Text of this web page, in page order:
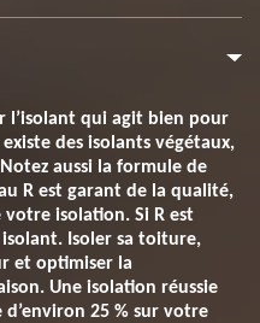
l’isolant qui agit bien pour
des isolants végétaux,
aussi la formule de
R est garant de la qualité,
votre isolation. Si R est
Isoler sa toiture,
et optimiser la
Une isolation réussie
25 % sur votre